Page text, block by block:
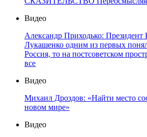
Видео
Александр Приходько: Президент
Лукашенко одним из первых
Россия, то на постсоветском
все
Видео
Михаил Дроздов: «Найти место
новом мире»
Видео